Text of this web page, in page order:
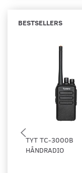
BESTSELLERS
TYT TC-3000B
HÅNDRADIO